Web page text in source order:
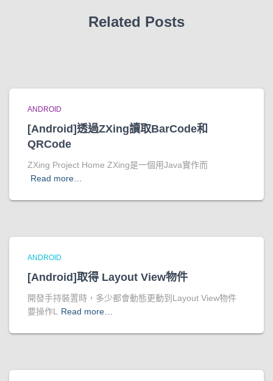
Related Posts
ANDROID
[Android]透過ZXing讀取BarCode和
QRCode
ZXing Project Home ZXing是一個用Java實作而
Read more…
ANDROID
[Android]取得 Layout View物件
開發手持裝置時，多少都會動態更動到Layout View物件
要操作L
Read more…